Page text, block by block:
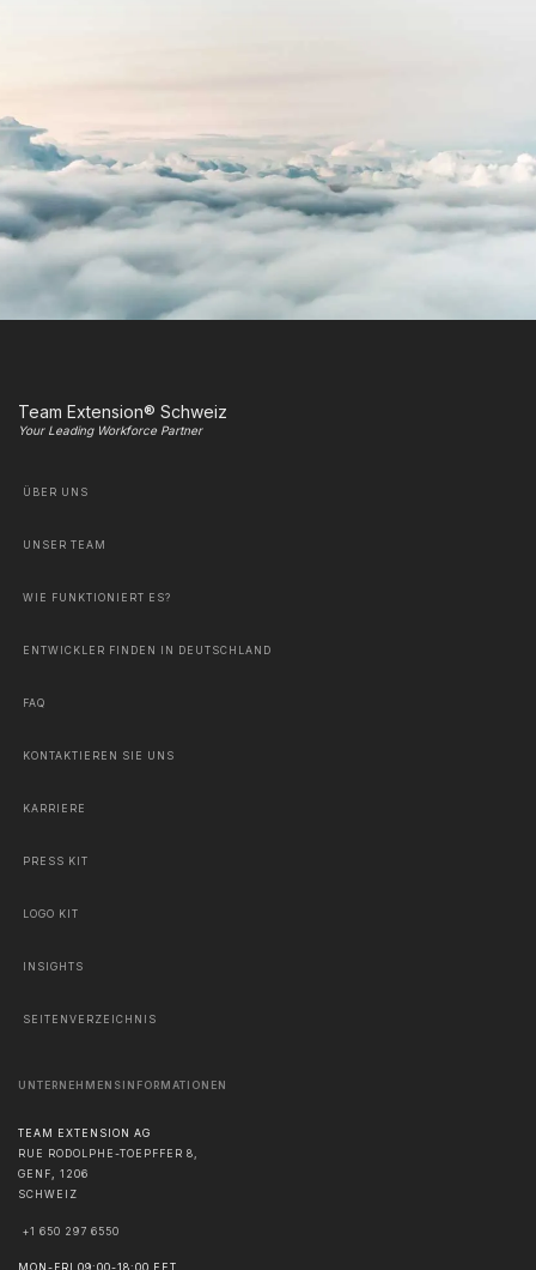
Team Extension® Schweiz
Your Leading Workforce Partner
ÜBER UNS
UNSER TEAM
WIE FUNKTIONIERT ES?
ENTWICKLER FINDEN IN DEUTSCHLAND
FAQ
KONTAKTIEREN SIE UNS
KARRIERE
PRESS KIT
LOGO KIT
INSIGHTS
SEITENVERZEICHNIS
UNTERNEHMENSINFORMATIONEN
TEAM EXTENSION AG
RUE RODOLPHE-TOEPFFER 8,
GENF, 1206
SCHWEIZ
+1 650 297 6550